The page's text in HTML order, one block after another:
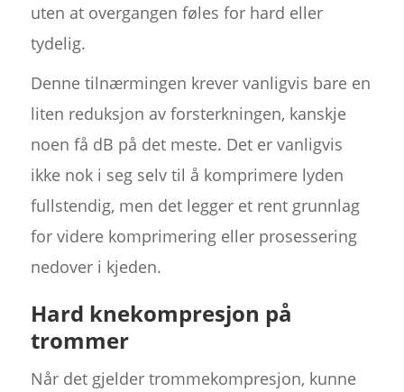
uten at overgangen føles for hard eller
tydelig.
Denne tilnærmingen krever vanligvis bare en
liten reduksjon av forsterkningen, kanskje
noen få dB på det meste. Det er vanligvis
ikke nok i seg selv til å komprimere lyden
fullstendig, men det legger et rent grunnlag
for videre komprimering eller prosessering
nedover i kjeden.
Hard knekompresjon på
trommer
Når det gjelder trommekompresjon, kunne